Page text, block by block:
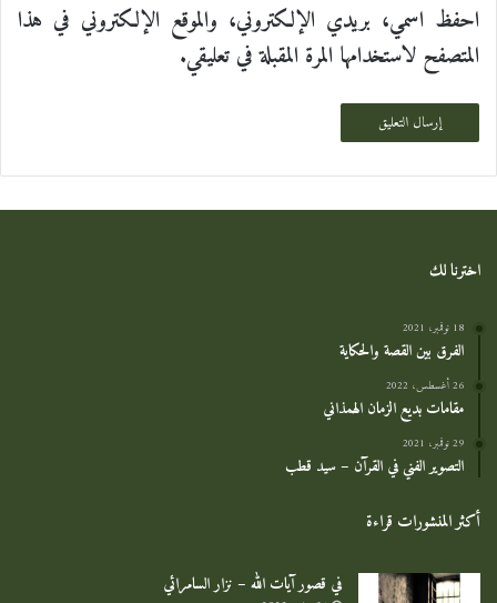
احفظ اسمي، بريدي الإلكتروني، والموقع الإلكتروني في هذا
المتصفح لاستخدامها المرة المقبلة في تعليقي.
اخترنا لك
18 نوفمبر، 2021
الفرق بين القصة والحكاية
26 أغسطس، 2022
مقامات بديع الزمان الهمذاني
29 نوفمبر، 2021
التصوير الفني في القرآن – سيد قطب
أكثر المنشورات قراءة
في قصور آيات الله – نزار السامرائي